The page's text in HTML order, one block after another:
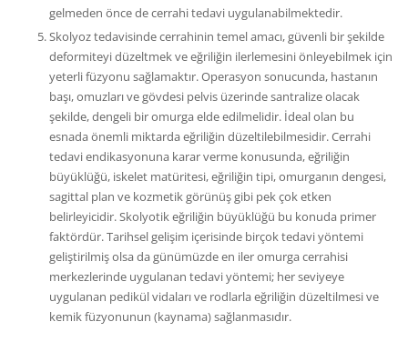
gelmeden önce de cerrahi tedavi uygulanabilmektedir.
Skolyoz tedavisinde cerrahinin temel amacı, güvenli bir şekilde
deformiteyi düzeltmek ve eğriliğin ilerlemesini önleyebilmek için
yeterli füzyonu sağlamaktır. Operasyon sonucunda, hastanın
başı, omuzları ve gövdesi pelvis üzerinde santralize olacak
şekilde, dengeli bir omurga elde edilmelidir. İdeal olan bu
esnada önemli miktarda eğriliğin düzeltilebilmesidir. Cerrahi
tedavi endikasyonuna karar verme konusunda, eğriliğin
büyüklüğü, iskelet matüritesi, eğriliğin tipi, omurganın dengesi,
sagittal plan ve kozmetik görünüş gibi pek çok etken
belirleyicidir. Skolyotik eğriliğin büyüklüğü bu konuda primer
faktördür. Tarihsel gelişim içerisinde birçok tedavi yöntemi
geliştirilmiş olsa da günümüzde en iler omurga cerrahisi
merkezlerinde uygulanan tedavi yöntemi; her seviyeye
uygulanan pedikül vidaları ve rodlarla eğriliğin düzeltilmesi ve
kemik füzyonunun (kaynama) sağlanmasıdır.